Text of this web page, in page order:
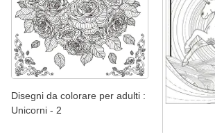
Disegni da colorare per adulti :
Unicorni - 2